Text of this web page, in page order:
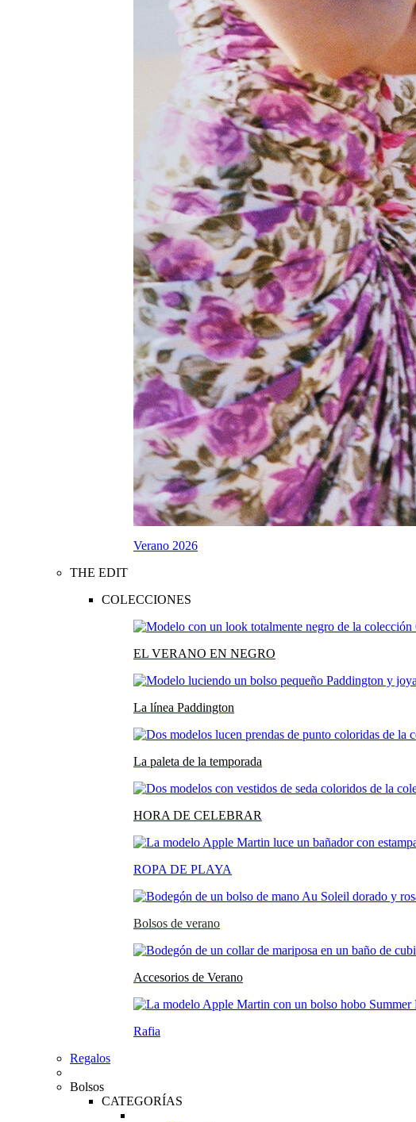
Verano 2026
THE EDIT
COLECCIONES
EL VERANO EN NEGRO
La línea Paddington
La paleta de la temporada
HORA DE CELEBRAR
ROPA DE PLAYA
Bolsos de verano
Accesorios de Verano
Rafia
Regalos
Bolsos
CATEGORÍAS